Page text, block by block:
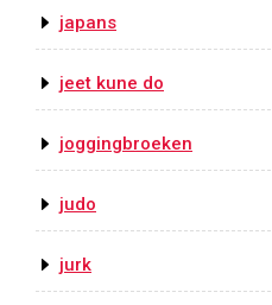
japans
jeet kune do
joggingbroeken
judo
jurk